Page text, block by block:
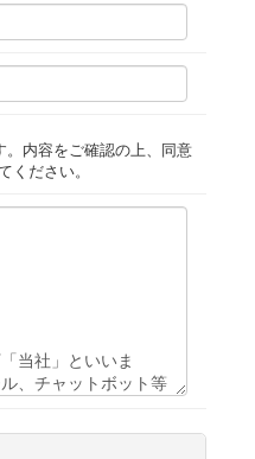
。内容をご確認の上、同意
ください。